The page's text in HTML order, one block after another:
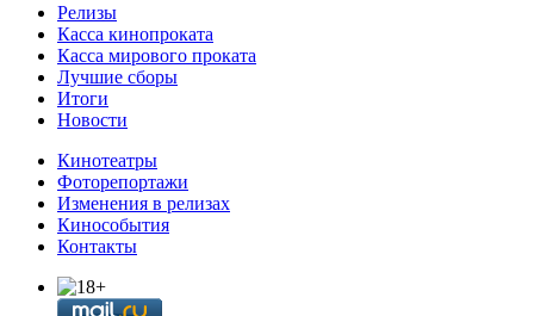
Релизы
Касса кинопроката
Касса мирового проката
Лучшие сборы
Итоги
Новости
Кинотеатры
Фоторепортажи
Изменения в релизах
Кинособытия
Контакты